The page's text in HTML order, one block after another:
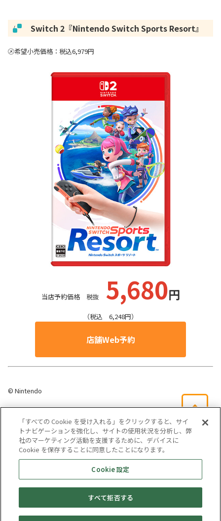
/ Switch 2『Nintendo Switch Sports Resort』
㋱希望小売価格：税込6,979円
当店予約価格 税抜 5,680円
（税込 6,248円）
店舗Web予約
© Nintendo
会社概要
サイトマップ
お問い合わせ
個人情報保護方針
株式会社テイツー
埼玉県公安委員会許可 第431100002846号
© TAYTWO CO,.LTD.
「すべての Cookie を受け入れる」をクリックすると、サイ
トナビゲーションを強化し、サイトの使用状況を分析し、弊
社のマーケティング活動を支援するために、デバイスに
Cookie を保存することに同意したことになります。
Cookie 設定
すべて拒否する